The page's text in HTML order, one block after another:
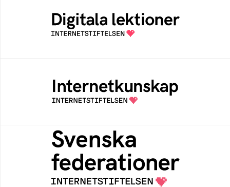
Öppen digital lärresurs med färdiga lektioner
för alla stadier i grundskolan
Samlad kunskap som hjälper dig att bli en
säker och medveten internetanvändare
Svenska federationer
Grunden för medlemskap i en sektors- eller
kontextspecifik federation